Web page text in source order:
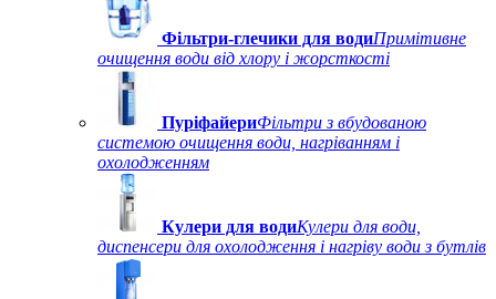
Фільтри-глечики для водиПримітивне
очищення води від хлору і жорсткості
ПуріфайериФільтри з вбудованою
системою очищення води, нагріванням і
охолодженням
Кулери для водиКулери для води,
диспенсери для охолодження і нагріву води з бутлів